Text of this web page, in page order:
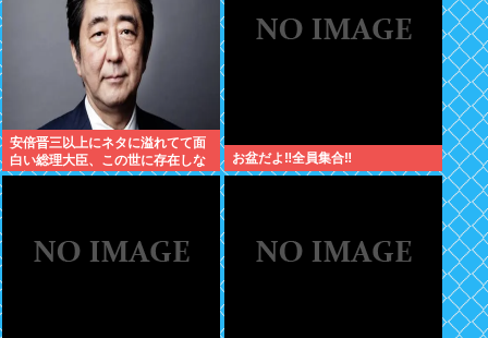
安倍晋三以上にネタに溢れてて面
白い総理大臣、この世に存在しな
い説www
お盆だよ‼全員集合‼